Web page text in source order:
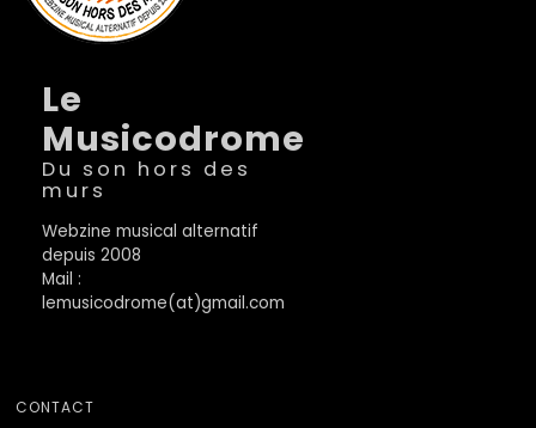
Le
Musicodrome
Du son hors des
murs
Webzine musical alternatif
depuis 2008
Mail :
lemusicodrome(at)gmail.com
CONTACT